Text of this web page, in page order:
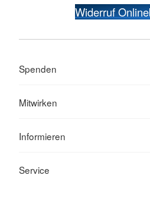
Widerruf
Spenden
Mitwirken
Informieren
Service